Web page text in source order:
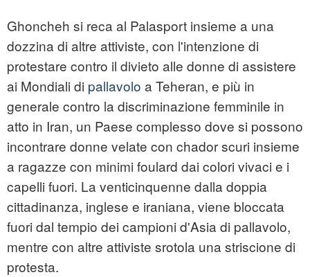
Ghoncheh si reca al Palasport insieme a una
dozzina di altre attiviste, con l'intenzione di
protestare contro il divieto alle donne di assistere
ai Mondiali di pallavolo a Teheran, e più in
generale contro la discriminazione femminile in
atto in Iran, un Paese complesso dove si possono
incontrare donne velate con chador scuri insieme
a ragazze con minimi foulard dai colori vivaci e i
capelli fuori. La venticinquenne dalla doppia
cittadinanza, inglese e iraniana, viene bloccata
fuori dal tempio dei campioni d'Asia di pallavolo,
mentre con altre attiviste srotola una striscione di
protesta.